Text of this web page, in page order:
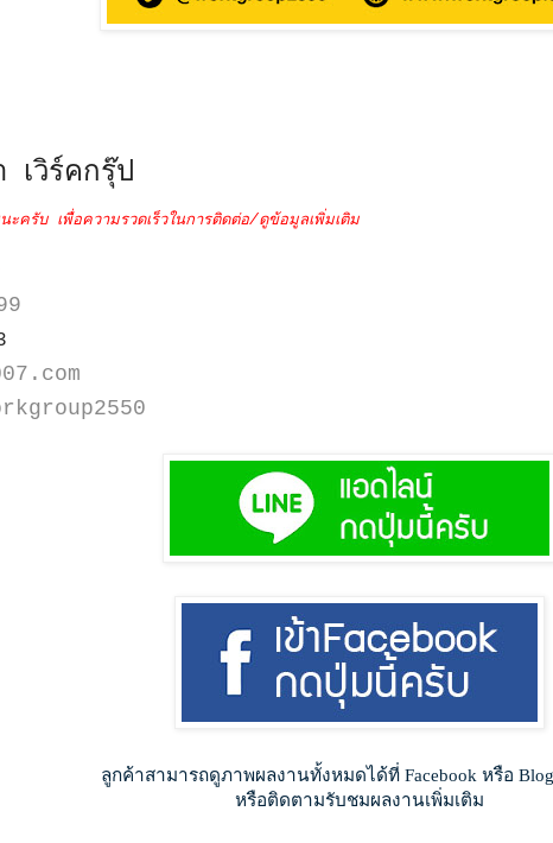
เวิร์คกรุ๊ป
ครับ เพื่อความรวดเร็วในการติดต่อ/ดูข้อมูลเพิ่มเติม
ลูกค้าสามารถดูภาพผลงานทั้งหมดได้ที่ Facebook หรือ
หรือติดตามรับชมผลงานเพิ่มเติม